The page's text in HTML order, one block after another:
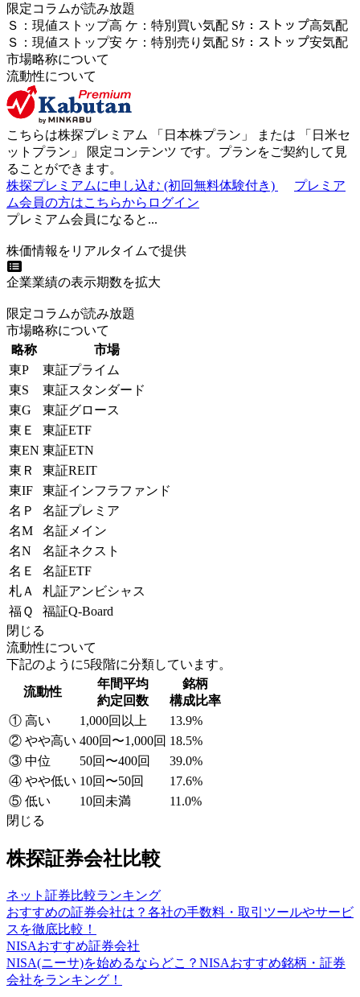
限定コラムが読み放題
Ｓ ： 現値ストップ高 ケ ： 特別買い気配 Sｹ ： ストップ高気配
Ｓ ： 現値ストップ安 ケ ： 特別売 り 気配 Sｹ ： ストップ安気配
市場略称について
流動性について
こちらは株探プレミアム 「 日本株プラン 」 または 「 日米セ
ットプラン 」 限定コンテンツ です。プランをご契約して見
ることができます。
株探プレミアムに申し込む (初回無料体験付き)
プレミア
ム会員の方はこちらからログイン
プレミアム会員になると...
株価情報をリアルタイムで提供
企業業績の表示期数を拡大
限定コラムが読み放題
市場略称について
略称
市場
東P
東証プライム
東S
東証スタンダード
東G
東証グロース
東Ｅ
東証ETF
東EN 東証ETN
東Ｒ
東証REIT
東IF
東証インフラファンド
名Ｐ
名証プレミア
名M
名証メイン
名N
名証ネクスト
名Ｅ
名証ETF
札Ａ
札証アンビシャス
福Ｑ
福証Q-Board
閉じる
流動性について
下記のように5段階に分類しています。
流動性
年間平均
約定回数
銘柄
構成比率
① 高い
1,000回以上
13.9%
② やや高い 400回〜1,000回 18.5%
③ 中位
50回〜400回
39.0%
④ やや低い 10回〜50回
17.6%
⑤ 低い
10回未満
11.0%
閉じる
株探証券会社比較
ネット証券比較ランキング
おすすめの証券会社は？各社の手数料・取引ツールやサービ
スを徹底比較！
NISAおすすめ証券会社
NISA(ニーサ)を始めるならどこ？NISAおすすめ銘柄・証券
会社をランキング！